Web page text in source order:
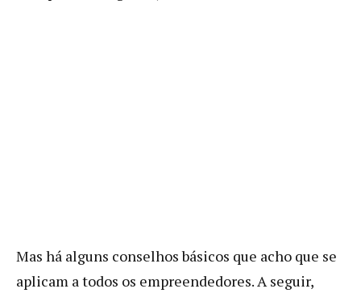
Mas há alguns conselhos básicos que acho que se
aplicam a todos os empreendedores. A seguir,